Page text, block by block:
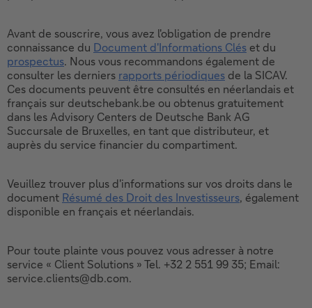
Avant de souscrire, vous avez l'obligation de prendre
connaissance du Document d'Informations Clés
Ce
lien
ouvrira
dans
une
nouvelle
fenêtre.
et du
prospectus
Ce
lien
ouvrira
dans
une
nouvelle
fenêtre.
. Nous vous recommandons également de
consulter les derniers rapports périodiques
Ce
lien
ouvrira
dans
une
nouvelle
de la SICAV.
Ces documents peuvent être consultés en néerlandais et
français sur deutschebank.be ou obtenus gratuitement
dans les Advisory Centers de Deutsche Bank AG
Succursale de Bruxelles, en tant que distributeur, et
auprès du service financier du compartiment.
Veuillez trouver plus d'informations sur vos droits dans le
document Résumé des Droit des Investisseurs
Ce
lien
dans
une
nouvelle
, également
disponible en français et néerlandais.
Pour toute plainte vous pouvez vous adresser à notre
service « Client Solutions » Tel. +32 2 551 99 35; Email:
service.clients@db.com.